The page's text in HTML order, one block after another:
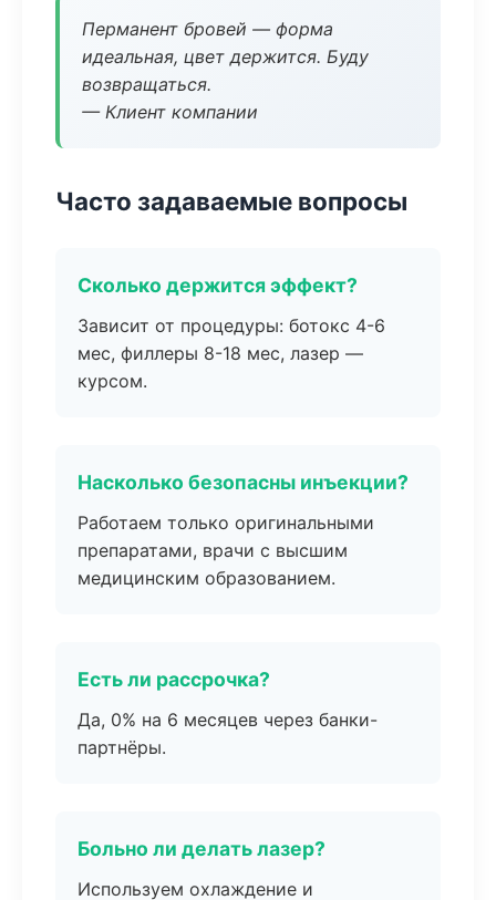
Перманент бровей — форма
идеальная, цвет держится. Буду
возвращаться.
— Клиент компании
Часто задаваемые вопросы
Сколько держится эффект?
Зависит от процедуры: ботокс 4-6
мес, филлеры 8-18 мес, лазер —
курсом.
Насколько безопасны инъекции?
Работаем только оригинальными
препаратами, врачи с высшим
медицинским образованием.
Есть ли рассрочка?
Да, 0% на 6 месяцев через банки-
партнёры.
Больно ли делать лазер?
Используем охлаждение и